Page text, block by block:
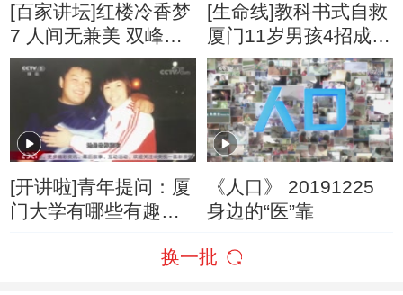
[百家讲坛]红楼冷香梦
7 人间无兼美 双峰并
峙 二水分流
[生命线]教科书式自救
厦门11岁男孩4招成功
在火灾中自救
[开讲啦]青年提问：厦
门大学有哪些有趣的
《人口》 20191225
身边的“医”靠
换一批